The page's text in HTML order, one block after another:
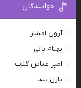
خوانندگان
آرون افشار
بهنام بانی
امیر عباس گلاب
پازل بند